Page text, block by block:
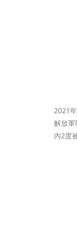
2021
解放軍
內2度